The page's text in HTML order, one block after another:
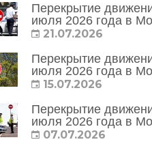
Перекрытие
июля 2026 года в
21.07.2026
Перекрытие
июля 2026 года в
15.07.2026
Перекрытие
июля 2026 года в
07.07.2026